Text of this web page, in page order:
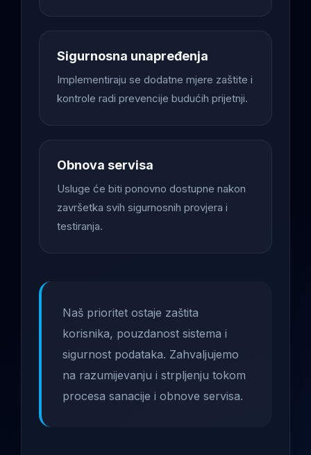
Sigurnosna unapređenja
Implementiraju se dodatne mjere zaštite i
kontrole radi prevencije budućih prijetnji.
Obnova servisa
Usluge će biti ponovno dostupne nakon
završetka svih sigurnosnih provjera i
testiranja.
Naš prioritet ostaje zaštita
korisnika, pouzdanost sistema i
sigurnost podataka. Zahvaljujemo
na razumijevanju i strpljenju tokom
procesa sanacije i obnove servisa.